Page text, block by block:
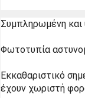
Συμπληρωμένη και
Φωτοτυπία
Εκκαθαριστικό
έχουν χωριστή